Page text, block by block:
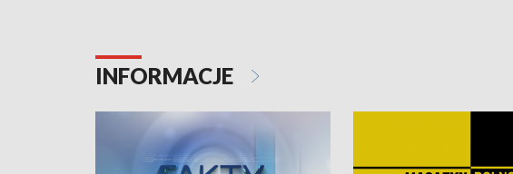
Pologne
INFORMACJE